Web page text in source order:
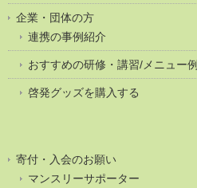
企業・団体の方
連携の事例紹介
おすすめの研修・講習/メニュー例
啓発グッズを購入する
寄付・入会のお願い
マンスリーサポーター